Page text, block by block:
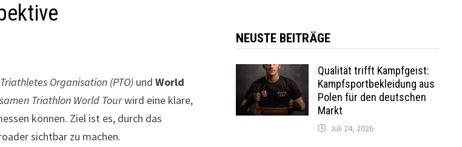
Organisation (PTO) undWorld
Triathlon World Tourwird eine klare,
können. Ziel ist es, durch das
sichtbar zu machen.
NEUSTE BEITRÄGE
Qualität trifft Kampfgeist:
Kampfsportbekleidung aus
Polen für den deutschen
Markt
Juli 24, 2026